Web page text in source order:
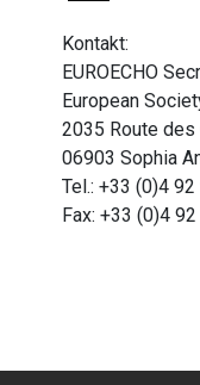
Kontakt:
EUROECHO
European
2035 Route
06903 Sophia
Tel.: +33 (0)4
Fax: +33 (0)4